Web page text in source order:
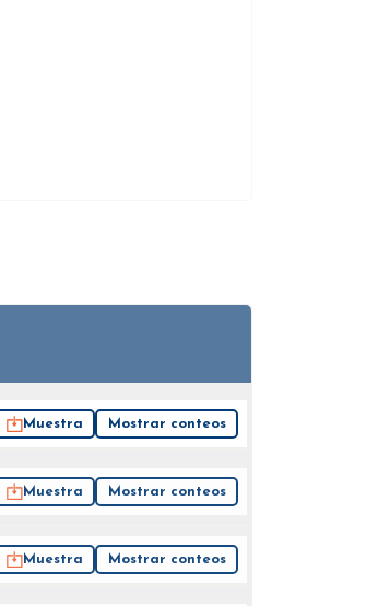
Muestra Mostrar conteos
Muestra Mostrar conteos
Muestra Mostrar conteos